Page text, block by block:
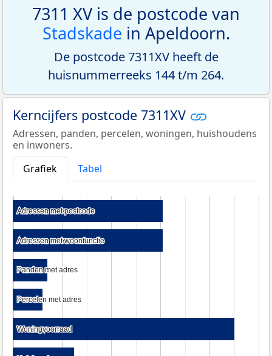
7311 XV is de postcode van
Stadskade in Apeldoorn.
De postcode 7311XV heeft de
huisnummerreeks 144 t/m 264.
Kerncijfers postcode 7311XV
Adressen, panden, percelen, woningen, huishoudens
en inwoners.
Grafiek
Tabel
Adressen met postcode
Adressen met postcode
Adressen met woonfunctie
Adressen met woonfunctie
Panden met adres
Panden met adres
Percelen met adres
Percelen met adres
Woningvoorraad
Woningvoorraad